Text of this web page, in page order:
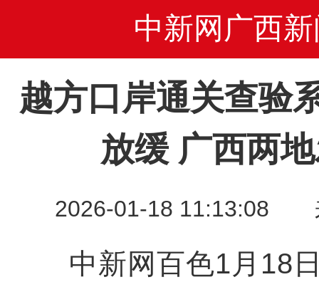
中新网广西新
越方口岸通关查验
放缓 广西两
2026-01-18 11:13:08
中新网百色1月18日